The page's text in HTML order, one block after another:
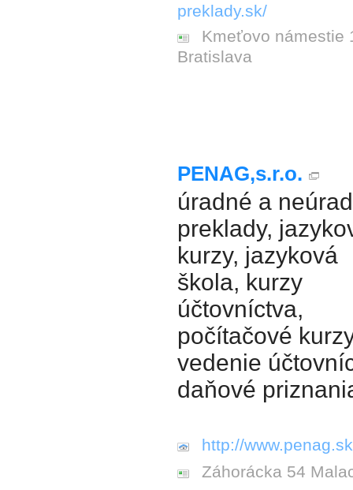
preklady.sk/
Kmeťovo námestie
Bratislava
PENAG,s.r.o.
úradné a
preklady,
kurzy, jazyková
škola, kurzy
účtovníctva,
počítačové
vedenie
daňové
http://
Záhorácka 54